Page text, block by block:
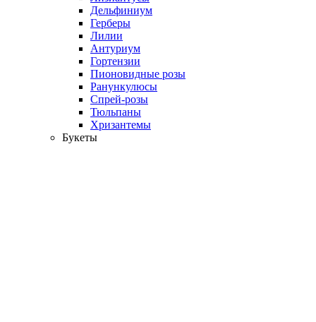
Дельфиниум
Герберы
Лилии
Антуриум
Гортензии
Пионовидные розы
Ранункулюсы
Спрей-розы
Тюльпаны
Хризантемы
Букеты